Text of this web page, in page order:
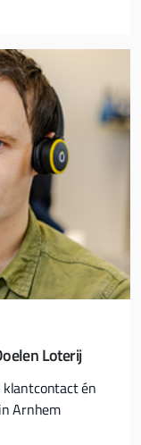
Loterij
klantcontact én
Arnhem